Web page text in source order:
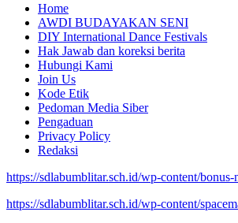
Home
AWDI BUDAYAKAN SENI
DIY International Dance Festivals
Hak Jawab dan koreksi berita
Hubungi Kami
Join Us
Kode Etik
Pedoman Media Siber
Pengaduan
Privacy Policy
Redaksi
https://sdlabumblitar.sch.id/wp-content/bonus-
https://sdlabumblitar.sch.id/wp-content/